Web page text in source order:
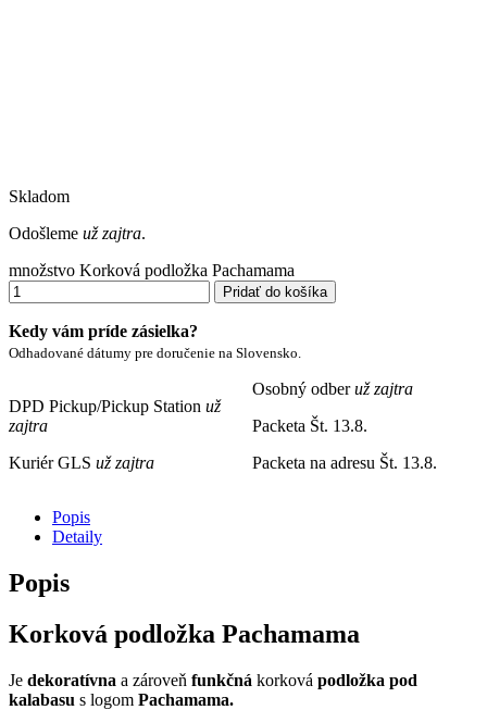
Skladom
Odošleme už zajtra.
množstvo Korková podložka Pachamama
Pridať do košíka
Kedy vám príde zásielka?
Odhadované dátumy pre doručenie na Slovensko.
DPD Pickup/Pickup Station už
zajtra
Kuriér GLS už zajtra
Osobný odber už zajtra
Packeta Št. 13.8.
Packeta na adresu Št. 13.8.
Popis
Detaily
Popis
Korková podložka Pachamama
Je dekoratívna a zároveň funkčná korková podložka pod
kalabasu s logom Pachamama.